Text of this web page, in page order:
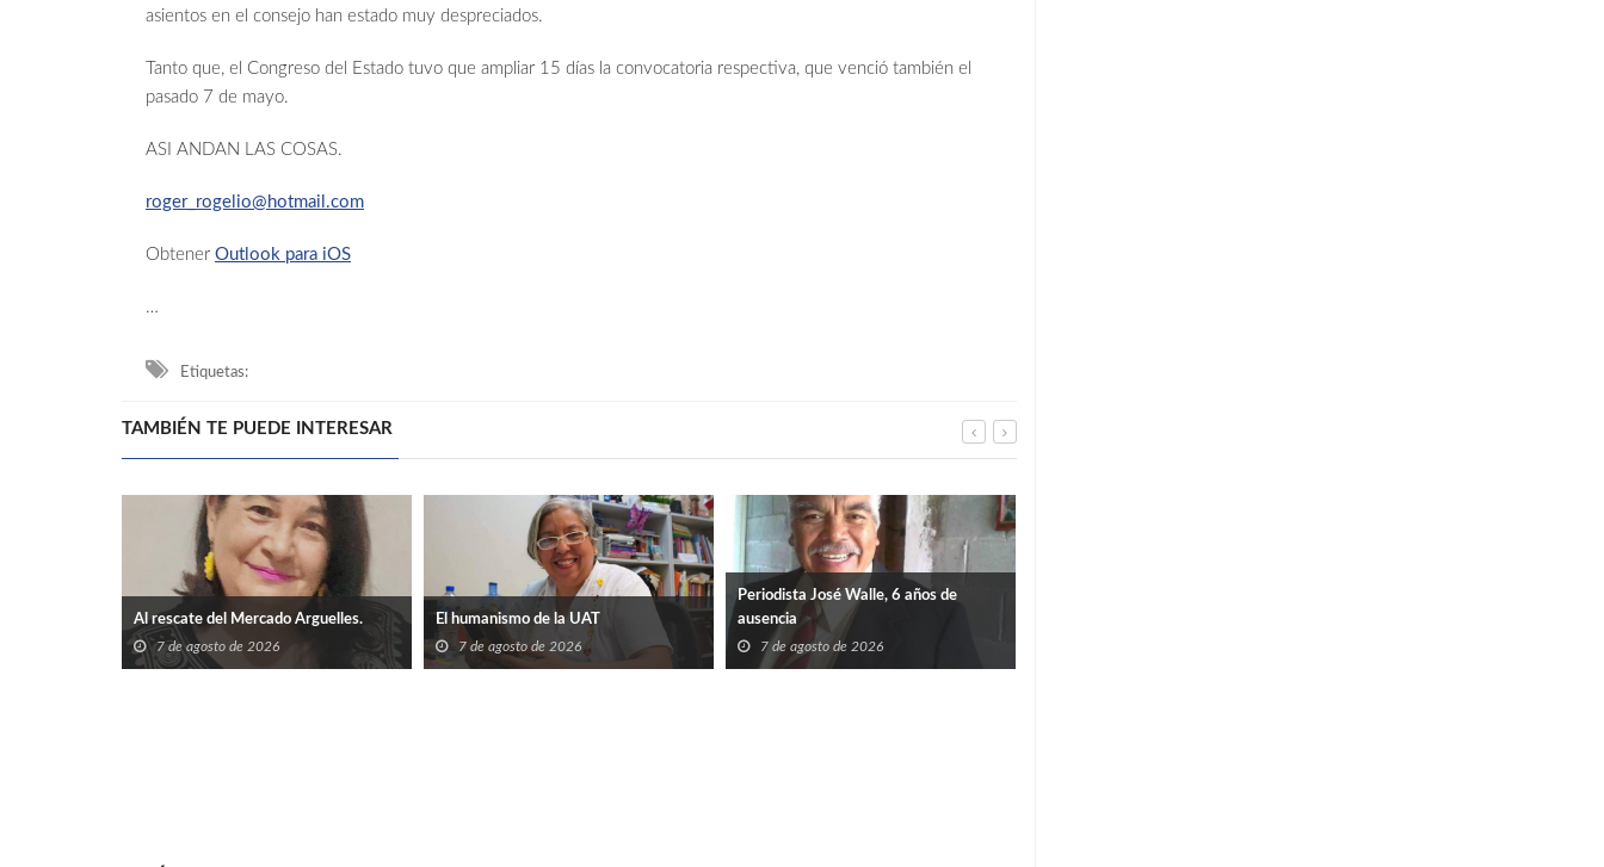
asientos en el consejo han estado muy despreciados.
Tanto que, el Congreso del Estado tuvo que ampliar 15 días la convocatoria respectiva, que venció también el
pasado 7 de mayo.
ASI ANDAN LAS COSAS.
roger_rogelio@hotmail.com
Obtener Outlook para iOS
…
Etiquetas:
TAMBIÉN TE PUEDE INTERESAR
Al rescate del Mercado Arguelles.
7 de agosto de 2026
El humanismo de la UAT
7 de agosto de 2026
Periodista José Walle, 6 años de
ausencia
7 de agosto de 2026